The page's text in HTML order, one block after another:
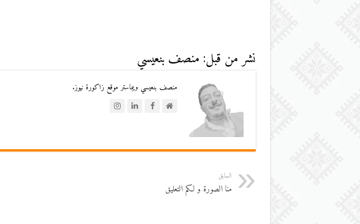
نشر من قبل: منصف بنعيسي
منصف بنعيسي ويبماستر موقع زاكورة نيوز.
السابق
منا الصورة و لكم التعليق